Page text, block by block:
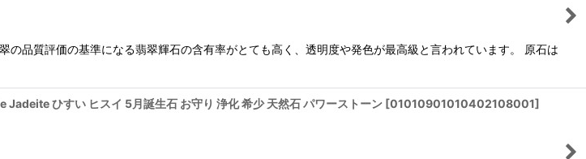
品質評価の基準になる翡翠輝石の含有率がとても高く、透明度や発色が最高級と言われています。 原石は
Jadeite ひすい ヒスイ 5月誕生石 お守り 浄化 希少 天然石 パワーストーン [01010901010402108001]